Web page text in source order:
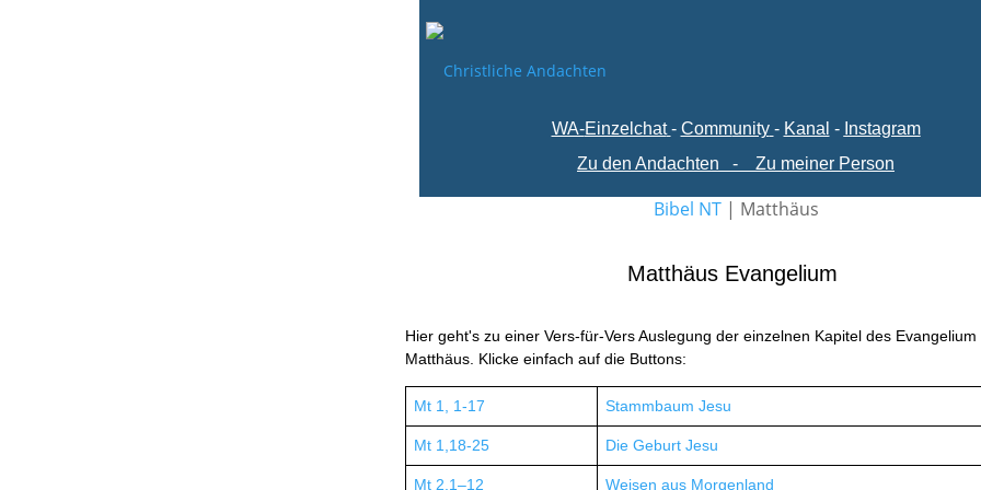
WA-Einzelchat - Community - Kanal - Instagram
Zu den Andachten
- Zu meiner Person
Bibel NT| Matthäus
Matthäus Evangelium
Hier geht's zu einer Vers-für-Vers Auslegung der einzelnen Kapitel des Evangelium
Matthäus. Klicke einfach auf die Buttons:
Mt 1, 1-17 Stammbaum Jesu
Mt 1,18-25 Die Geburt Jesu
Mt 2,1–12 Weisen aus Morgenland